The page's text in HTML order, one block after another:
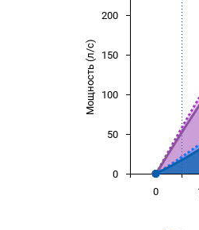
Мощность (л/с)
0
0
50
100
150
200